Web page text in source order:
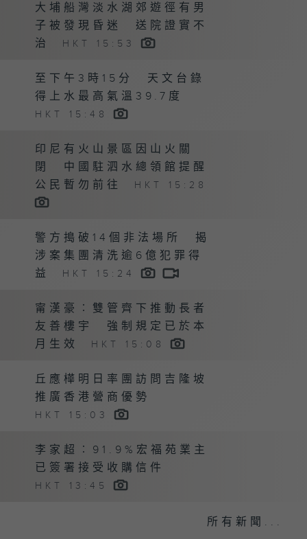
大埔船灣淡水湖郊遊徑有男
子被發現昏迷 送院證實不
治
HKT 15:53
至下午3時15分 天文台錄
得上水最高氣溫39.7度
HKT 15:48
印尼有火山景區因山火關
閉 中國駐泗水總領館提醒
公民暫勿前往
HKT 15:28
警方搗破14個非法場所 揭
涉案集團清洗逾6億犯罪得
益
HKT 15:24
甯漢豪︰雙管齊下推動長者
友善樓宇 強制規定已於本
月生效
HKT 15:08
丘應樺明日率團訪問吉隆坡
推廣香港營商優勢
HKT 15:03
李家超︰91.9%宏福苑業主
已簽署接受收購信件
HKT 13:45
所有新聞...